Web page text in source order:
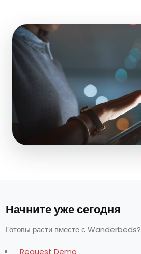
Начните уже сегодня
Готовы расти вместе с Wanderbeds?
Request Demo